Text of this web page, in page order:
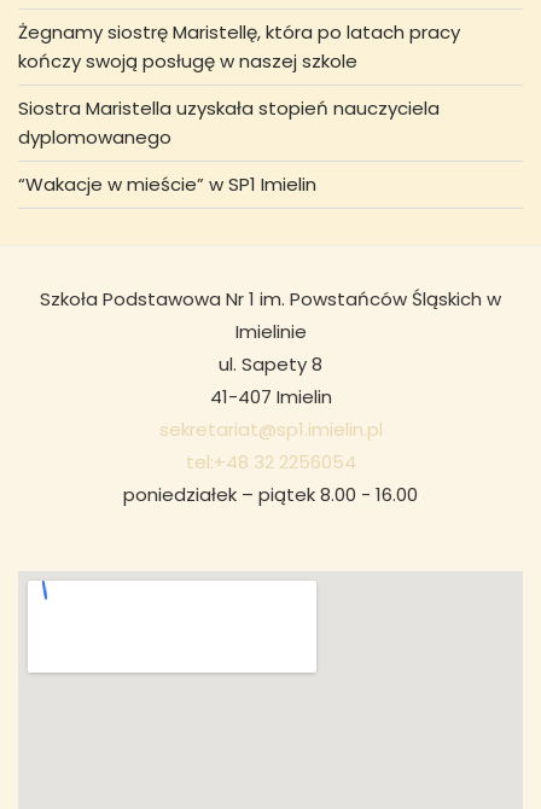
Żegnamy siostrę Maristellę, która po latach pracy
kończy swoją posługę w naszej szkole
Siostra Maristella uzyskała stopień nauczyciela
dyplomowanego
“Wakacje w mieście” w SP1 Imielin
Szkoła Podstawowa Nr 1 im. Powstańców Śląskich w
Imielinie
ul. Sapety 8
41-407 Imielin
sekretariat@sp1.imielin.pl
tel:+48 32 2256054
poniedziałek – piątek 8.00 - 16.00